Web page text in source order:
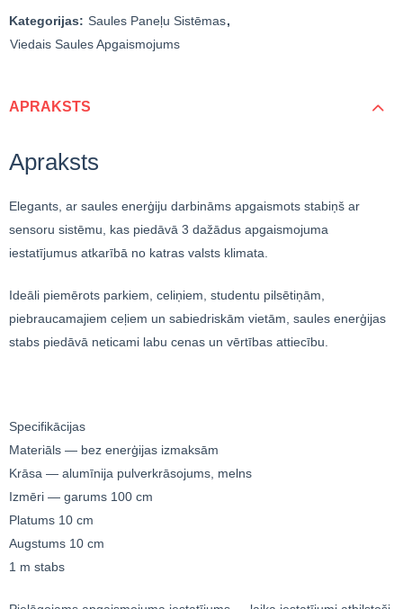
Kategorijas: Saules Paneļu Sistēmas,
Viedais Saules Apgaismojums
APRAKSTS
Apraksts
Elegants, ar saules enerģiju darbināms apgaismots stabiņš ar
sensoru sistēmu, kas piedāvā 3 dažādus apgaismojuma
iestatījumus atkarībā no katras valsts klimata.
Ideāli piemērots parkiem, celiņiem, studentu pilsētiņām,
piebraucamajiem ceļiem un sabiedriskām vietām, saules enerģijas
stabs piedāvā neticami labu cenas un vērtības attiecību.
Specifikācijas
Materiāls — bez enerģijas izmaksām
Krāsa — alumīnija pulverkrāsojums, melns
Izmēri — garums 100 cm
Platums 10 cm
Augstums 10 cm
1 m stabs